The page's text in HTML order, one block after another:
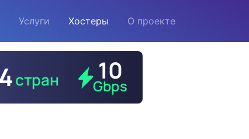
Услуги Хостеры О проекте